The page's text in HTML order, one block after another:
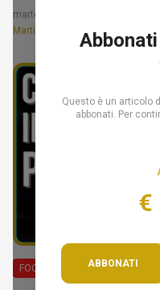
Questo è un articolo
abbonati. Per
€
ABBONATI
martedì, 19 novembre 2024
Martino Nicoletti
FOCUS